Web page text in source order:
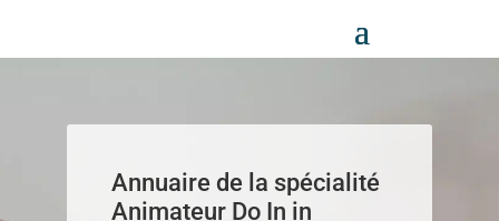
Annuaire de la spécialité
Animateur Do In in